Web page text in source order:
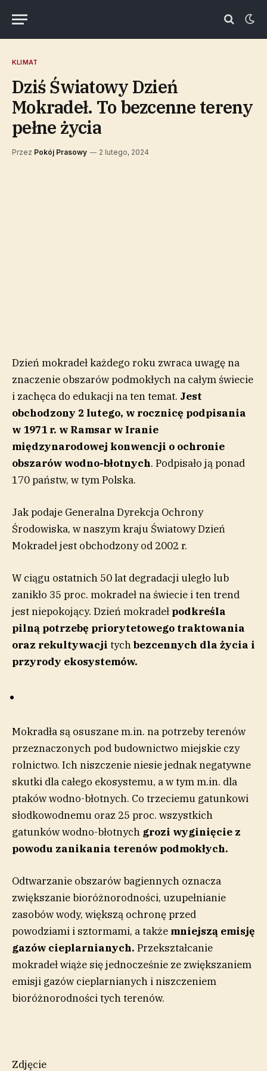
KLIMAT
Dziś Światowy Dzień
Mokradeł. To bezcenne tereny
pełne życia
Przez Pokój Prasowy 2 lutego, 2024
Dzień mokradeł każdego roku zwraca uwagę na
znaczenie obszarów podmokłych na całym świecie
i zachęca do edukacji na ten temat. Jest
obchodzony 2 lutego, w rocznicę podpisania
w 1971 r. w Ramsar w Iranie
międzynarodowej konwencji o ochronie
obszarów wodno-błotnych. Podpisało ją ponad
170 państw, w tym Polska.
Jak podaje Generalna Dyrekcja Ochrony
Środowiska, w naszym kraju Światowy Dzień
Mokradeł jest obchodzony od 2002 r.
W ciągu ostatnich 50 lat degradacji uległo lub
zanikło 35 proc. mokradeł na świecie i ten trend
jest niepokojący. Dzień mokradeł podkreśla
pilną potrzebę priorytetowego traktowania
oraz rekultywacji tychbezcennych dla życia i
przyrody ekosystemów.
Mokradła są osuszane m.in. na potrzeby terenów
przeznaczonych pod budownictwo miejskie czy
rolnictwo. Ich niszczenie niesie jednak negatywne
skutki dla całego ekosystemu, a w tym m.in. dla
ptaków wodno-błotnych. Co trzeciemu gatunkowi
słodkowodnemu oraz 25 proc. wszystkich
gatunków wodno-błotnych grozi wyginięcie z
powodu zanikania terenów podmokłych.
Odtwarzanie obszarów bagiennych oznacza
zwiększanie bioróżnorodności, uzupełnianie
zasobów wody, większą ochronę przed
powodziami i sztormami, a także mniejszą emisję
gazów cieplarnianych. Przekształcanie
mokradeł wiąże się jednocześnie ze zwiększaniem
emisji gazów cieplarnianych i niszczeniem
bioróżnorodności tych terenów.
Zdjęcie